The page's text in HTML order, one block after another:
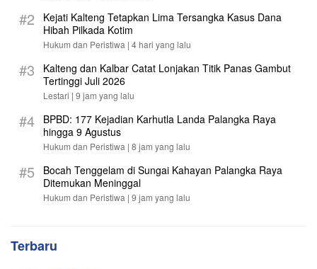
#2
Kejati Kalteng Tetapkan Lima Tersangka Kasus Dana
Hibah Pilkada Kotim
Hukum dan Peristiwa | 4 hari yang lalu
#3
Kalteng dan Kalbar Catat Lonjakan Titik Panas Gambut
Tertinggi Juli 2026
Lestari | 9 jam yang lalu
#4
BPBD: 177 Kejadian Karhutla Landa Palangka Raya
hingga 9 Agustus
Hukum dan Peristiwa | 8 jam yang lalu
#5
Bocah Tenggelam di Sungai Kahayan Palangka Raya
Ditemukan Meninggal
Hukum dan Peristiwa | 9 jam yang lalu
Terbaru